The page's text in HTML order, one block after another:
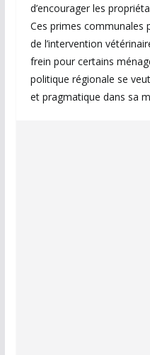
d’encourager les
Ces primes communales
de l’intervention
frein pour certains
politique régionale se
et pragmatique dans sa